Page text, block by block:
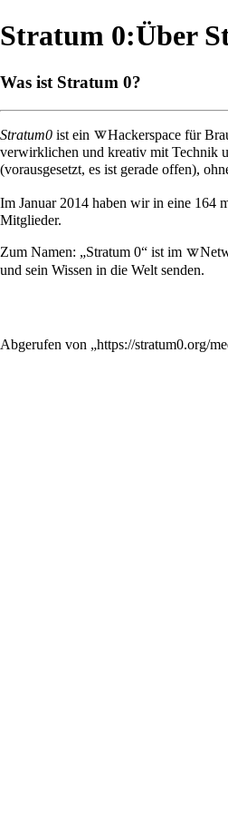
Stratum 0:Über
Was ist Stratum 0?
Stratum0 ist ein Hackerspace für
verwirklichen und kreativ mit Technik
(vorausgesetzt, es ist gerade offen),
Im Januar 2014 haben wir in eine 164
Mitglieder.
Zum Namen: „Stratum 0“ ist im
und sein Wissen in die Welt senden.
Abgerufen von „https://stratum0.org/